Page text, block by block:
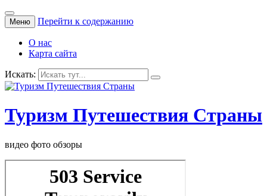
Меню Перейти к содержанию
О нас
Карта сайта
Искать:
Туризм Путешествия Страны
видео фото обзоры